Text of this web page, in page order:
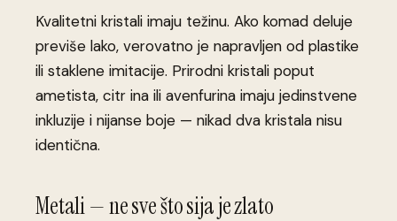
Kvalitetni kristali imaju težinu. Ako komad deluje
previše lako, verovatno je napravljen od plastike
ili staklene imitacije. Prirodni kristali poput
ametista, citr ina ili avenfurina imaju jedinstvene
inkluzije i nijanse boje — nikad dva kristala nisu
identična.
Metali — ne sve što sija je zlato